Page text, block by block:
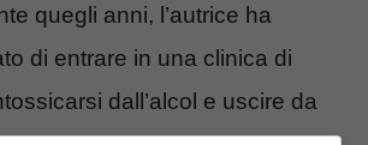
quegli anni, l’autrice ha
di entrare in una clinica di
dall’alcol e uscire da